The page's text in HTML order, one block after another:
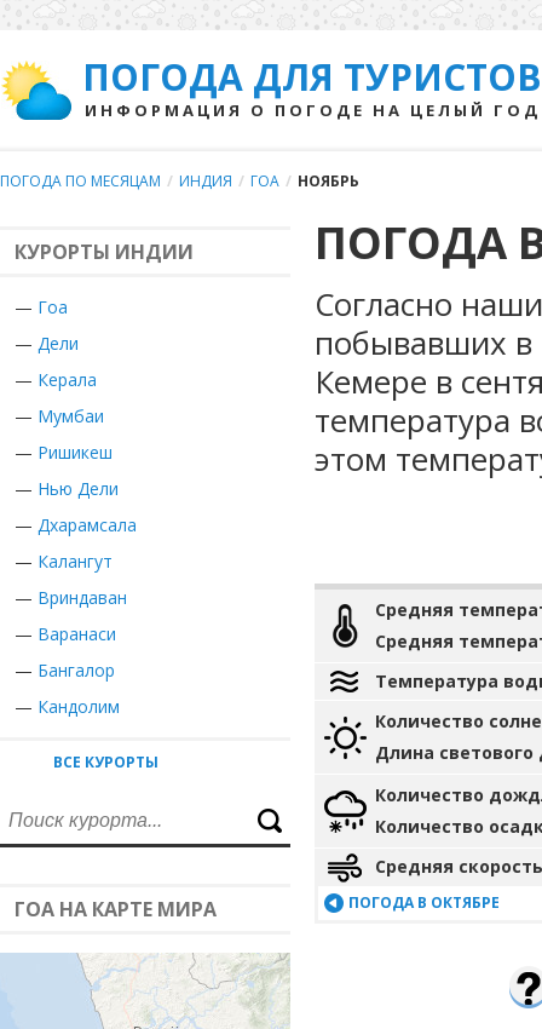
ПОГОДА ДЛЯ ТУРИСТОВ
ИНФОРМАЦИЯ О ПОГОДЕ НА ЦЕЛЫЙ ГОД
ПОГОДА ПО МЕСЯЦАМ / ИНДИЯ / ГОА / НОЯБРЬ
КУРОРТЫ ИНДИИ
— Гоа
— Дели
— Керала
— Мумбаи
— Ришикеш
— Нью Дели
— Дхарамсала
— Калангут
— Вриндаван
— Варанаси
— Бангалор
— Кандолим
ВСЕ КУРОРТЫ
ГОА НА КАРТЕ МИРА
ПОГОДА
Согласно
побывавших в
Кемере в
температура
этом
Средняя
Средняя
Температура
Количество
Длина светового
Количество
Количество
Средняя
ПОГОДА В ОКТЯБРЕ